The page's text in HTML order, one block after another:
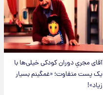
آقای مجریِ دوران کودکی خیلی‌ها با
یک پست متفاوت؛ «غمگینم بسیار
زیاد»!